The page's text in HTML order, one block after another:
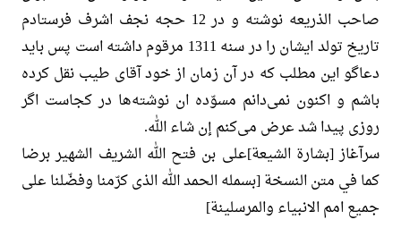
صاحب الذریعه نوشته و در 12 حجه نجف اشرف فرستادم
تاریخ تولد ایشان را در سنه 1311 مرقوم داشته است پس باید
دعاگو این مطلب که در آن زمان از خود آقای طیب نقل کرده
باشم و اکنون نمی‌دانم مسوّده ان نوشته‌ها در کجاست اگر
روزی پیدا شد عرض می‌کنم إن شاء الله.
سرآغاز [بشارة الشیعة]‌علی بن فتح الله الشریف الشهیر برضا
کما في متن النسخة [بسمله الحمد الله الذی کرّمنا وفضّلنا علی
جمیع امم الانبیاء والمرسلینة]